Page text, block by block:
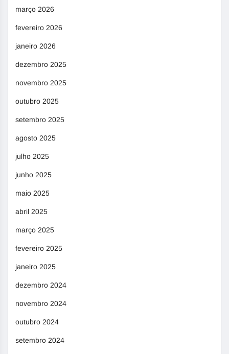
março 2026
fevereiro 2026
janeiro 2026
dezembro 2025
novembro 2025
outubro 2025
setembro 2025
agosto 2025
julho 2025
junho 2025
maio 2025
abril 2025
março 2025
fevereiro 2025
janeiro 2025
dezembro 2024
novembro 2024
outubro 2024
setembro 2024